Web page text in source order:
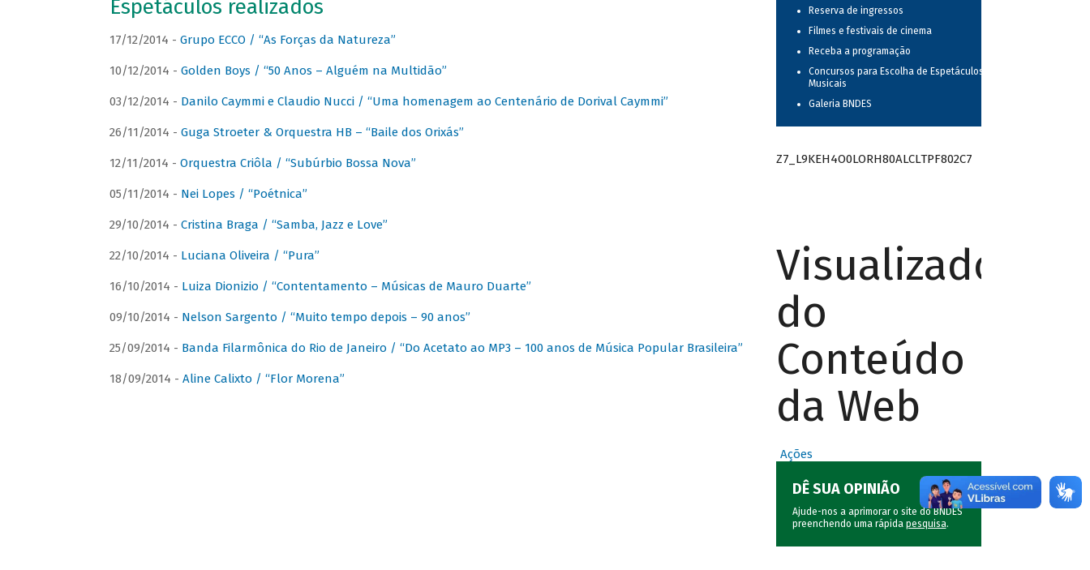
Espetáculos realizados
17/12/2014 - Grupo ECCO / “As Forças da Natureza”
10/12/2014 - Golden Boys / “50 Anos – Alguém na Multidão”
03/12/2014 - Danilo Caymmi e Claudio Nucci / “Uma homenagem ao Centenário de Dorival Caymmi”
26/11/2014 - Guga Stroeter & Orquestra HB – “Baile dos Orixás”
12/11/2014 - Orquestra Criôla / “Subúrbio Bossa Nova”
05/11/2014 - Nei Lopes / “Poétnica”
29/10/2014 - Cristina Braga / “Samba, Jazz e Love”
22/10/2014 - Luciana Oliveira / “Pura”
16/10/2014 - Luiza Dionizio / “Contentamento – Músicas de Mauro Duarte”
09/10/2014 - Nelson Sargento / “Muito tempo depois – 90 anos”
25/09/2014 - Banda Filarmônica do Rio de Janeiro / “Do Acetato ao MP3 – 100 anos de Música Popular Brasileira”
18/09/2014 - Aline Calixto / “Flor Morena”
Reserva de ingressos
Filmes e festivais de cinema
Receba a programação
Concursos para Escolha de Espetáculos
Musicais
Galeria BNDES
Z7_L9KEH4O0LORH80ALCLTPF802C7
Visualizador
do
Conteúdo
da Web
Ações
DÊ SUA OPINIÃO
Ajude-nos a aprimorar o site do BNDES
preenchendo uma rápida pesquisa.